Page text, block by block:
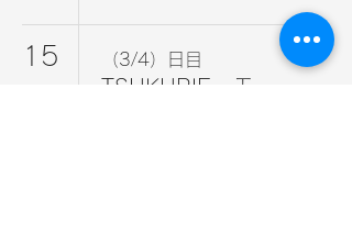
15 （3/4）日目
TSUKURIE モ